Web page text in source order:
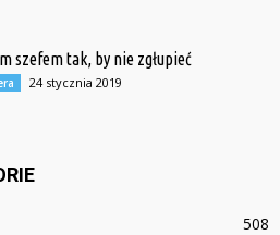
szefem tak, by nie zgłupieć
24 stycznia 2019
508